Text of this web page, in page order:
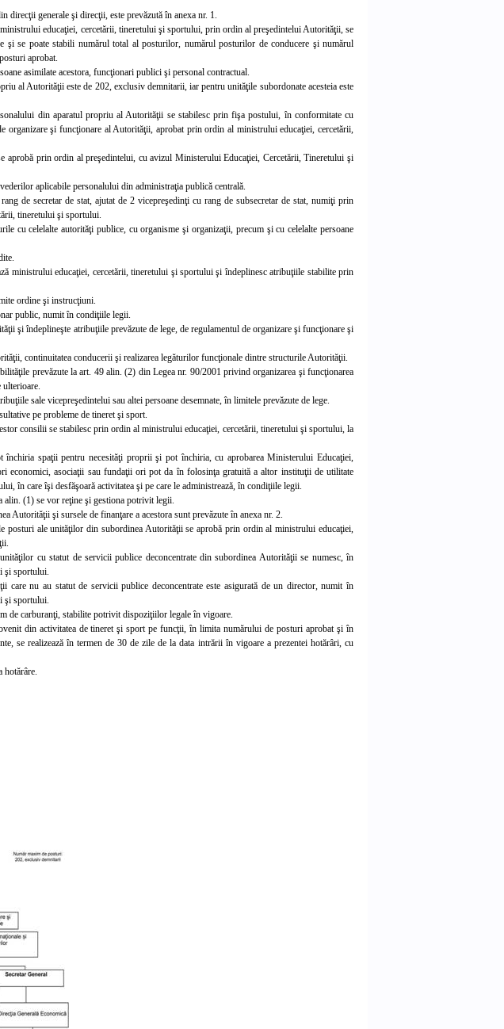
generale şi direcţii, este prevăzută în anexa nr. 1.
educaţiei, cercetării, tineretului şi sportului, prin ordin al preşedintelui Autorităţii, se
şi se poate stabili numărul total al posturilor, numărul posturilor de conducere şi numărul
aprobat.
asimilate acestora, funcţionari publici şi personal contractual.
al Autorităţii este de 202, exclusiv demnitarii, iar pentru unităţile subordonate acesteia este
din aparatul propriu al Autorităţii se stabilesc prin fişa postului, în conformitate cu
organizare şi funcţionare al Autorităţii, aprobat prin ordin al ministrului educaţiei, cercetării,
prin ordin al preşedintelui, cu avizul Ministerului Educaţiei, Cercetării, Tineretului şi
aplicabile personalului din administraţia publică centrală.
de secretar de stat, ajutat de 2 vicepreşedinţi cu rang de subsecretar de stat, numiţi prin
tineretului şi sportului.
cu celelalte autorităţi publice, cu organisme şi organizaţii, precum şi cu celelalte persoane
ministrului educaţiei, cercetării, tineretului şi sportului şi îndeplinesc atribuţiile stabilite prin
ordine şi instrucţiuni.
public, numit în condiţiile legii.
şi îndeplineşte atribuţiile prevăzute de lege, de regulamentul de organizare şi funcţionare şi
continuitatea conducerii şi realizarea legăturilor funcţionale dintre structurile Autorităţii.
prevăzute la art. 49 alin. (2) din Legea nr. 90/2001 privind organizarea şi funcţionarea
sale vicepreşedintelui sau altei persoane desemnate, în limitele prevăzute de lege.
pe probleme de tineret şi sport.
consilii se stabilesc prin ordin al ministrului educaţiei, cercetării, tineretului şi sportului, la
spaţii pentru necesităţi proprii şi pot închiria, cu aprobarea Ministerului Educaţiei,
economici, asociaţii sau fundaţii ori pot da în folosinţa gratuită a altor instituţii de utilitate
în care îşi desfăşoară activitatea şi pe care le administrează, în condiţiile legii.
(1) se vor reţine şi gestiona potrivit legii.
Autorităţii şi sursele de finanţare a acestora sunt prevăzute în anexa nr. 2.
posturi ale unităţilor din subordinea Autorităţii se aprobă prin ordin al ministrului educaţiei,
cu statut de servicii publice deconcentrate din subordinea Autorităţii se numesc, în
şi sportului.
nu au statut de servicii publice deconcentrate este asigurată de un director, numit în
şi sportului.
de carburanţi, stabilite potrivit dispoziţiilor legale în vigoare.
din activitatea de tineret şi sport pe funcţii, în limita numărului de posturi aprobat şi în
se realizează în termen de 30 de zile de la data intrării în vigoare a prezentei hotărâri, cu